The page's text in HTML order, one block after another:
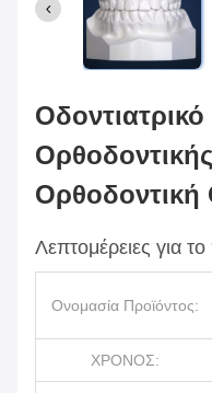
Ορθοδοντική
Λεπτομέρειες για
Ονομασία Προϊόντος:
ΧΡΟΝΟΣ: